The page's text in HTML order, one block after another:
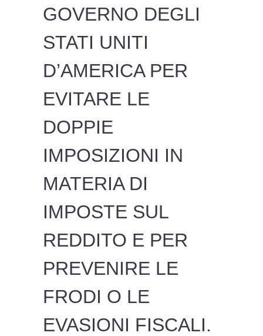
GOVERNO DEGLI
STATI UNITI
D’AMERICA PER
EVITARE LE
DOPPIE
IMPOSIZIONI IN
MATERIA DI
IMPOSTE SUL
REDDITO E PER
PREVENIRE LE
FRODI O LE
EVASIONI FISCALI.